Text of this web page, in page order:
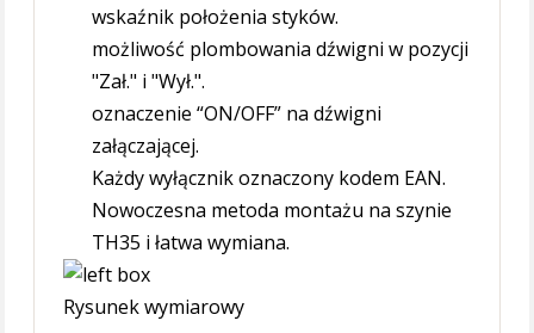
wskaźnik położenia styków.
możliwość plombowania dźwigni w pozycji
"Zał." i "Wył.".
oznaczenie “ON/OFF” na dźwigni
załączającej.
Każdy wyłącznik oznaczony kodem EAN.
Nowoczesna metoda montażu na szynie
TH35 i łatwa wymiana.
Rysunek wymiarowy